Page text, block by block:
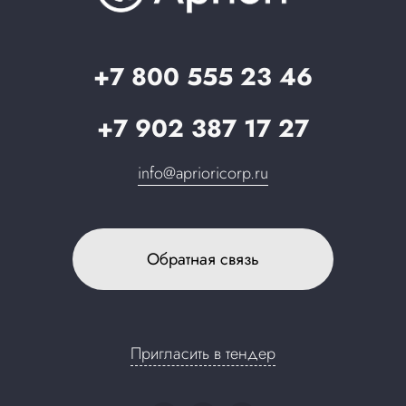
+7 800 555 23 46
+7 902 387 17 27
info@aprioricorp.ru
Обратная связь
Пригласить в тендер
Запрос в поддержку